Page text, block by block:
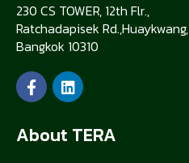
230 CS TOWER, 12th Flr.,
Ratchadapisek Rd.,Huaykwang,
Bangkok 10310
About TERA